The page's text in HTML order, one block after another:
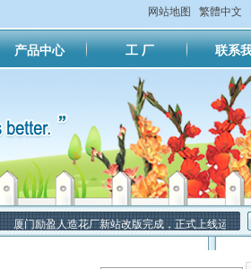
网站地图 繁體中文
产品中心 工 厂 联系
厦门励盈人造花厂新站改版完成，正式上线运行。